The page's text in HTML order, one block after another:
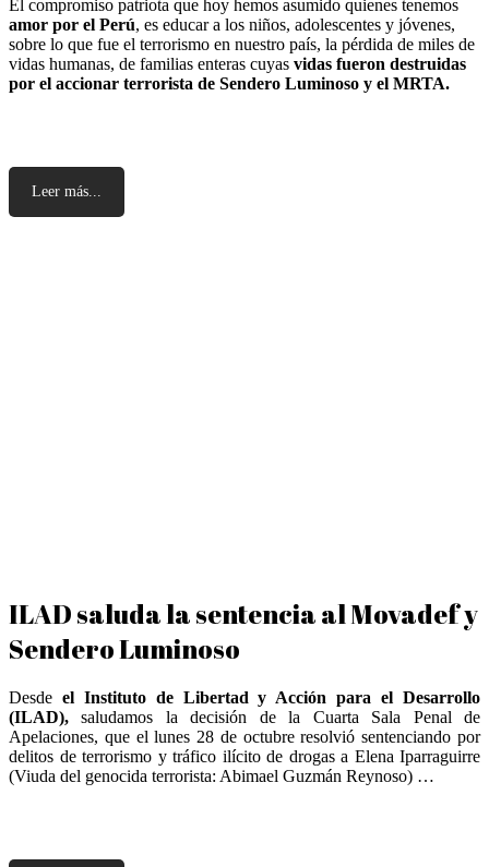
El compromiso patriota que hoy hemos asumido quienes tenemos
amor por el Perú, es educar a los niños, adolescentes y jóvenes,
sobre lo que fue el terrorismo en nuestro país, la pérdida de miles de
vidas humanas, de familias enteras cuyas vidas fueron destruidas
por el accionar terrorista de Sendero Luminoso y el MRTA.
Leer más...
ILAD saluda la sentencia al Movadef y
Sendero Luminoso
Desde el Instituto de Libertad y Acción para el Desarrollo
(ILAD), saludamos la decisión de la Cuarta Sala Penal de
Apelaciones, que el lunes 28 de octubre resolvió sentenciando por
delitos de terrorismo y tráfico ilícito de drogas a Elena Iparraguirre
(Viuda del genocida terrorista: Abimael Guzmán Reynoso) …